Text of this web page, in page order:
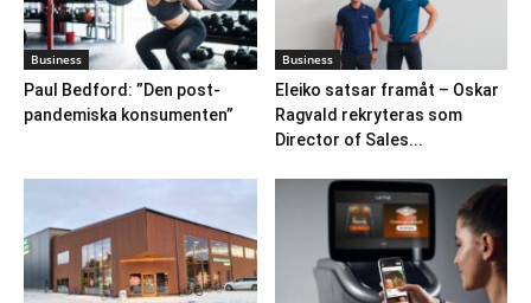
Business
Paul Bedford: ”Den post-
pandemiska konsumenten”
Business
Eleiko satsar framåt – Oskar
Ragvald rekryteras som
Director of Sales...